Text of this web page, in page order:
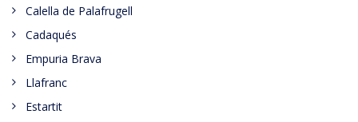
Calella de Palafrugell
Cadaqués
Empuria Brava
Llafranc
Estartit